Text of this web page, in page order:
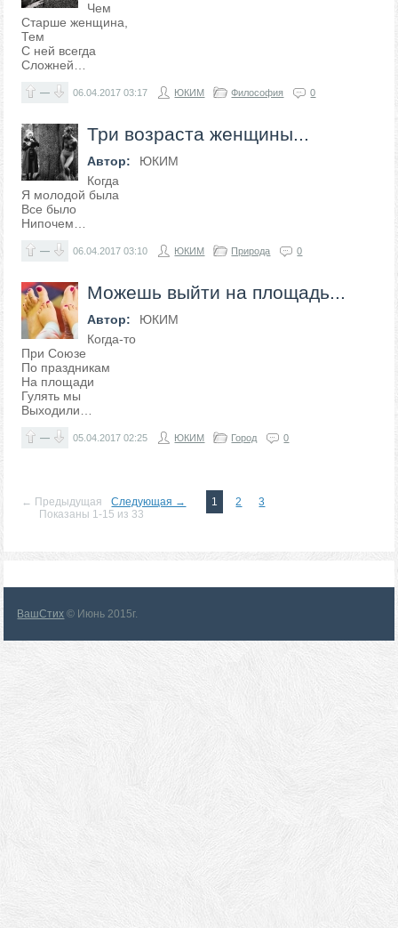
Чем
Старше женщина,
Тем
С ней всегда
Сложней…
— 06.04.201703:17 ЮКИМ Философия 0
Три возраста женщины...
Автор:
ЮКИМ
Когда
Я молодой была
Все было
Нипочем…
— 06.04.201703:10 ЮКИМ Природа 0
Можешь выйти на площадь...
Автор:
ЮКИМ
Когда-то
При Союзе
По праздникам
На площади
Гулять мы
Выходили…
— 05.04.201702:25 ЮКИМ Город 0
← Предыдущая Следующая → 1 2
3
Показаны 1-15 из 33
ВашСтих © Июнь 2015г.